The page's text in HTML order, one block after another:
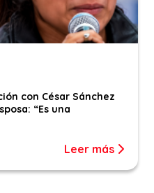
con César Sánchez
“Es una
Leer más